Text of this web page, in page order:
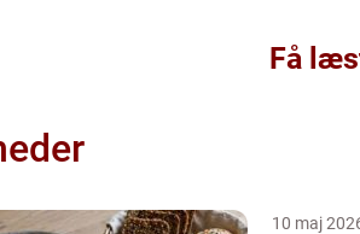
Få
10 maj